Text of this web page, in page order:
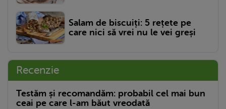
Salam de biscuiți: 5 rețete pe
care nici să vrei nu le vei greși
Recenzie
Testăm și recomandăm: probabil cel mai bun
ceai pe care l-am băut vreodată